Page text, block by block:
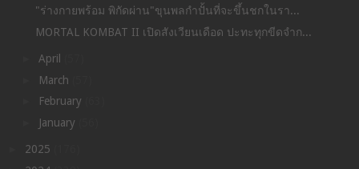
"ร่างกายพร้อม พิกัดผ่าน"ขุนพลกำปั้นที่จะขึ้นชกในรา...
MORTAL KOMBAT II เปิดสังเวียนเดือด ปะทะทุกขีดจำก...
April
March
February
January
2025